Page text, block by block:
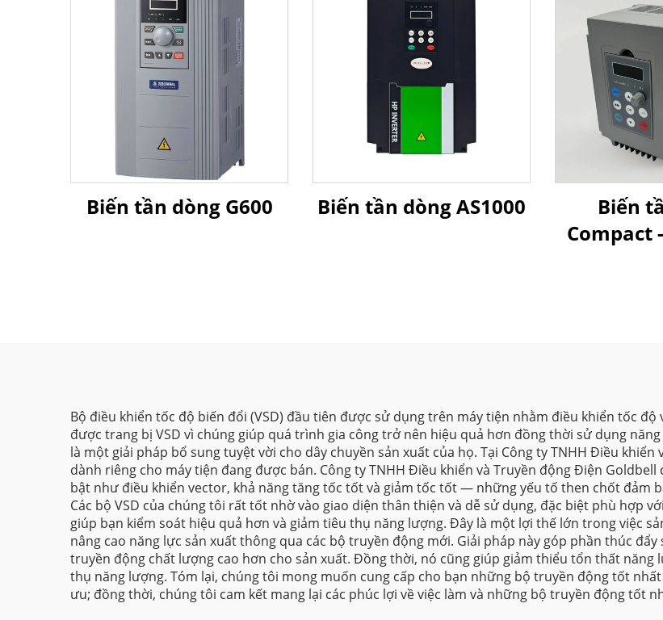
Biến tần dòng G600 Biến tần dòng AS1000
Biến
Compact
Bộ điều khiển tốc độ biến đổi (VSD) đầu tiên được sử dụng trên máy tiện nhằm điều khiển tốc
được trang bị VSD vì chúng giúp quá trình gia công trở nên hiệu quả hơn đồng thời sử dụng
là một giải pháp bổ sung tuyệt vời cho dây chuyền sản xuất của họ. Tại Công ty TNHH Điều
dành riêng cho máy tiện đang được bán. Công ty TNHH Điều khiển và Truyền động Điện
bật như điều khiển vector, khả năng tăng tốc tốt và giảm tốc tốt — những yếu tố then chốt đảm
Các bộ VSD của chúng tôi rất tốt nhờ vào giao diện thân thiện và dễ sử dụng, đặc biệt phù hợp
giúp bạn kiểm soát hiệu quả hơn và giảm tiêu thụ năng lượng. Đây là một lợi thế lớn trong việc
nâng cao năng lực sản xuất thông qua các bộ truyền động mới. Giải pháp này góp phần thúc
truyền động chất lượng cao hơn cho sản xuất. Đồng thời, nó cũng giúp giảm thiểu tổn thất năng
thụ năng lượng. Tóm lại, chúng tôi mong muốn cung cấp cho bạn những bộ truyền động tốt
ưu; đồng thời, chúng tôi cam kết mang lại các phúc lợi về việc làm và những bộ truyền động tốt